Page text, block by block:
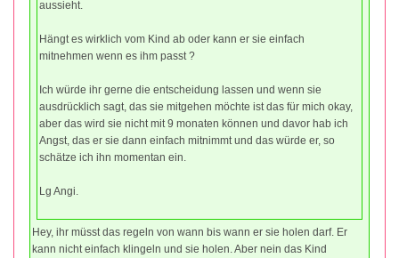
aussieht.
Hängt es wirklich vom Kind ab oder kann er sie einfach
mitnehmen wenn es ihm passt ?
Ich würde ihr gerne die entscheidung lassen und wenn sie
ausdrücklich sagt, das sie mitgehen möchte ist das für mich okay,
aber das wird sie nicht mit 9 monaten können und davor hab ich
Angst, das er sie dann einfach mitnimmt und das würde er, so
schätze ich ihn momentan ein.
Lg Angi.
Hey, ihr müsst das regeln von wann bis wann er sie holen darf. Er
kann nicht einfach klingeln und sie holen. Aber nein das Kind